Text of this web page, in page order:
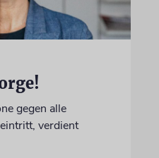
gegen alle
verdient